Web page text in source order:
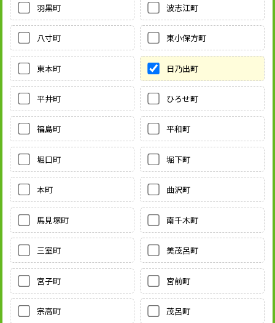
羽黒町 波志江町
八寸町 東小保方町
東本町 日乃出町
平井町 ひろせ町
福島町 平和町
堀口町 堀下町
本町 曲沢町
馬見塚町 南千木町
三室町 美茂呂町
宮子町 宮前町
宗高町 茂呂町